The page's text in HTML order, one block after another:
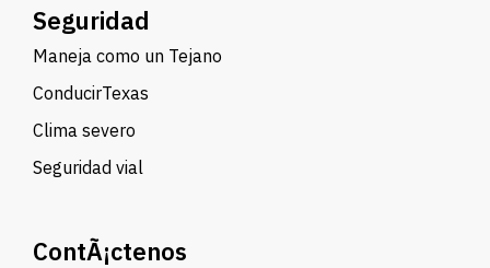
Seguridad
Maneja como un Tejano
ConducirTexas
Clima severo
Seguridad vial
ContÃ¡ctenos